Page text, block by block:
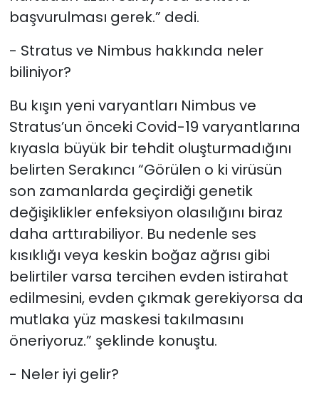
başvurulması gerek.” dedi.
- Stratus ve Nimbus hakkında neler
biliniyor?
Bu kışın yeni varyantları Nimbus ve
Stratus’un önceki Covid-19 varyantlarına
kıyasla büyük bir tehdit oluşturmadığını
belirten Serakıncı “Görülen o ki virüsün
son zamanlarda geçirdiği genetik
değişiklikler enfeksiyon olasılığını biraz
daha arttırabiliyor. Bu nedenle ses
kısıklığı veya keskin boğaz ağrısı gibi
belirtiler varsa tercihen evden istirahat
edilmesini, evden çıkmak gerekiyorsa da
mutlaka yüz maskesi takılmasını
öneriyoruz.” şeklinde konuştu.
- Neler iyi gelir?